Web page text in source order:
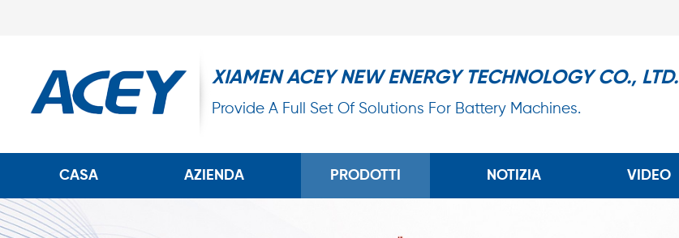
XIAMEN ACEY NEW ENERGY TECHNOLOGY CO., LTD.
Provide A Full Set Of Solutions For Battery Machines.
CASA AZIENDA PRODOTTI NOTIZIA VIDEO